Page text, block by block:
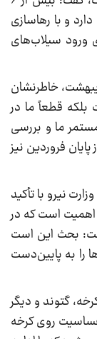
و با رهاسازی
ورود سیلاب‌های
خاطرنشان
بلکه قطعاً ما در
ما و بررسی
فروردین نیز
نیرو با تأکید
اهمیت است که در
بحث این است
را به پایین‌دست
گتوند و دیگر
روی کرخه